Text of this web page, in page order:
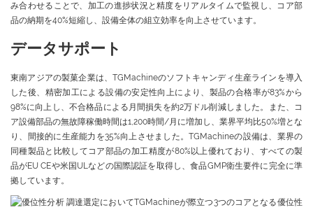
み合わせることで、加工の進捗状況と精度をリアルタイムで監視し、コア部
品の納期を40%短縮し、設備全体の組立効率を向上させています。
データサポート
東南アジアの製菓企業は、TGMachineのソフトキャンディ生産ラインを導入
した後、精密加工による設備の安定性向上により、製品の合格率が83%から
98%に向上し、不合格品による月間損失を約2万ドル削減しました。また、コ
ア設備部品の無故障稼働時間は1,200時間/月に増加し、業界平均比50%増とな
り、間接的に生産能力を35%向上させました。TGMachineの設備は、業界の
同種製品と比較してコア部品の加工精度が80%以上優れており、すべての製
品がEU CEや米国ULなどの国際認証を取得し、食品GMP衛生要件に完全に準
拠しています。